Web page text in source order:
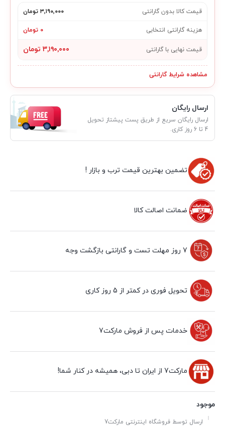
قیمت کالا بدون گارانتی ۳٬۱۹۰٬۰۰۰ تومان
هزینه گارانتی انتخابی ۰ تومان
قیمت نهایی با گارانتی ۳٬۱۹۰٬۰۰۰ تومان
مشاهده شرایط گارانتی
ارسال رایگان
ارسال رایگان سریع از طریق پست پیشتاز تحویل
4 تا 6 روز کاری.
تضمین بهترین قیمت ترب و بازار !
ضمانت اصالت کالا
7 روز مهلت تست و گارانتی بازگشت وجه
تحویل فوری در کمتر از 5 روز کاری
خدمات پس از فروش مارکت7
مارکت7 از ایران تا دبی، همیشه در کنار شما!
موجود
ارسال توسط فروشگاه اینترنتی مارکت7